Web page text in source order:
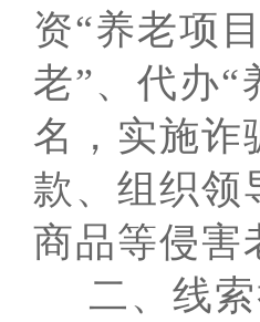
资“养老项
老”、代办“
名，实施诈
款、组织领
商品等侵害
二、线